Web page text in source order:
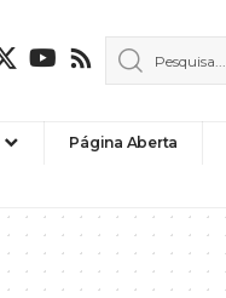
Página Aberta